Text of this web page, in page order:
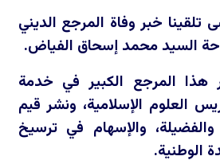
تلقينا خبر وفاة المرجع الديني
السيد محمد إسحاق الفياض.
هذا المرجع الكبير في خدمة
العلوم الإسلامية، ونشر قيم
والفضيلة، والإسهام في ترسيخ
الوطنية.